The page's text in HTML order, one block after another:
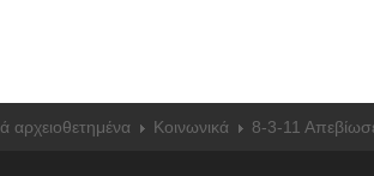
αρχειοθετημένα Κοινωνικά 8-3-11